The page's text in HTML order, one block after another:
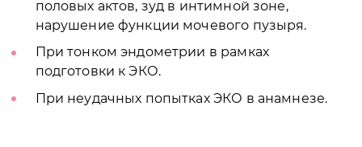
половых актов, зуд в интимной зоне,
нарушение функции мочевого пузыря.
При тонком эндометрии в рамках
подготовки к ЭКО.
При неудачных попытках ЭКО в анамнезе.